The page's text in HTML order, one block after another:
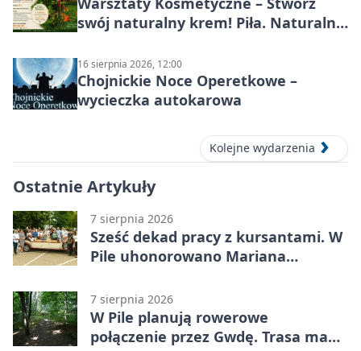
swój naturalny krem! Piła. Naturalna
16 sierpnia 2026, 12:00
Chojnickie Noce Operetkowe –
wycieczka autokarowa
Kolejne wydarzenia
Ostatnie Artykuły
7 sierpnia 2026
Sześć dekad pracy z kursantami. W
Pile uhonorowano Mariana
7 sierpnia 2026
W Pile planują rowerowe
połączenie przez Gwdę. Trasa ma